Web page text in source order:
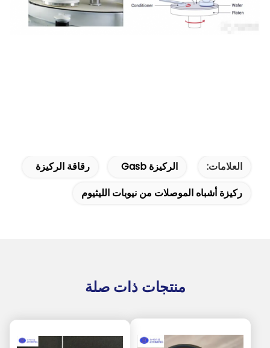
العلامات: الركيزة Gasb
رقاقة الركيزة
ركيزة أشباه الموصلات من نيوبات الليثيوم
منتجات ذات صلة